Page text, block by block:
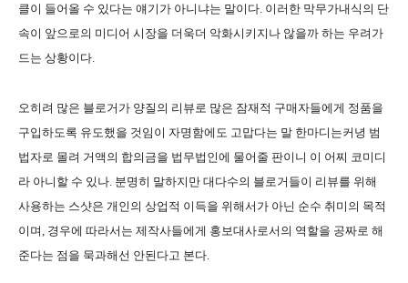
클이 들어올 수 있다는 얘기가 아니냐는 말이다. 이러한 막무가내식의 단
속이 앞으로의 미디어 시장을 더욱더 악화시키지나 않을까 하는 우려가
드는 상황이다.
오히려 많은 블로거가 양질의 리뷰로 많은 잠재적 구매자들에게 정품을
구입하도록 유도했을 것임이 자명함에도 고맙다는 말 한마디는커녕 범
법자로 몰려 거액의 합의금을 법무법인에 물어줄 판이니 이 어찌 코미디
라 아니할 수 있나. 분명히 말하지만 대다수의 블로거들이 리뷰를 위해
사용하는 스샷은 개인의 상업적 이득을 위해서가 아닌 순수 취미의 목적
이며, 경우에 따라서는 제작사들에게 홍보대사로서의 역할을 공짜로 해
준다는 점을 묵과해선 안된다고 본다.